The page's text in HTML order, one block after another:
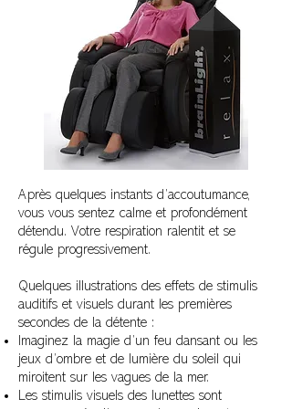
Après quelques instants d’accoutumance,
vous vous sentez calme et profondément
détendu. Votre respiration ralentit et se
régule progressivement.
Quelques illustrations des effets de stimulis
auditifs et visuels durant les premières
secondes de la détente :
Imaginez la magie d’un feu dansant ou les
jeux d’ombre et de lumière du soleil qui
miroitent sur les vagues de la mer.
Les stimulis visuels des lunettes sont